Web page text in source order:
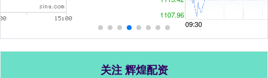
关注 辉煌配资